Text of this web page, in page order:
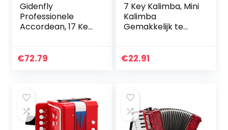
Gidenfly
Professionele
Accordean, 17 Key
Celluloid
Voor…
€72.79
7 Key Kalimba, Mini
Kalimba
Gemakkelijk te
Verstelbare Duim
€22.91